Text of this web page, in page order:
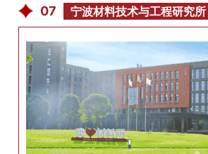
07 宁波材料技术与工程研究所